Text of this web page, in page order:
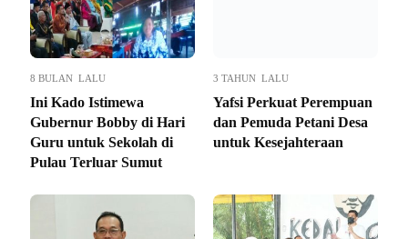
8 BULAN LALU
Ini Kado Istimewa
Gubernur Bobby di Hari
Guru untuk Sekolah di
Pulau Terluar Sumut
3 TAHUN LALU
Yafsi Perkuat Perempuan
dan Pemuda Petani Desa
untuk Kesejahteraan